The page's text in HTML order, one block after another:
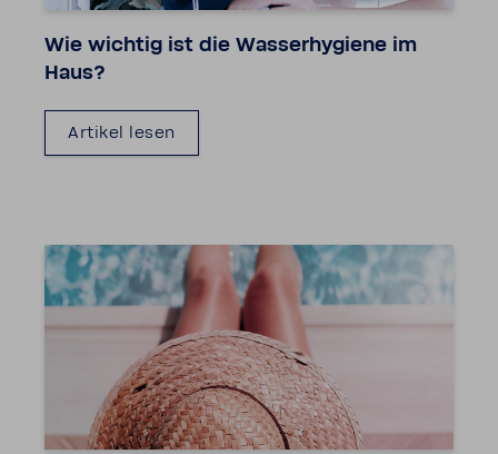
Wie wichtig ist die Wasser­hy­giene im
Haus?
Artikel lesen